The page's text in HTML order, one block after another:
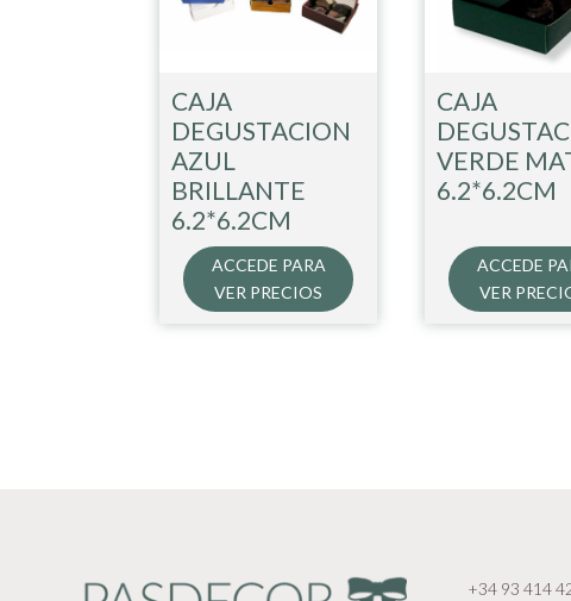
CAJA
DEGUSTACION
AZUL
BRILLANTE
6.2*6.2CM
ACCEDE PARA
VER PRECIOS
CAJA
VERDE
6.2*6.2CM
ACCEDE
VER
+34 93 414